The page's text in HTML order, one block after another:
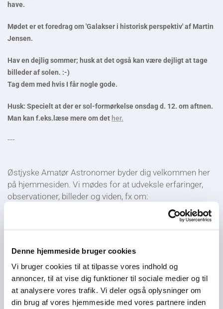
Denne hjemmeside bruger cookies
Vi bruger cookies til at tilpasse vores indhold og
annoncer, til at vise dig funktioner til sociale medier og til
at analysere vores trafik. Vi deler også oplysninger om
din brug af vores hjemmeside med vores partnere inden
have.
Mødet er et foredrag om 'Galakser i historisk perspektiv' af Martin
Jensen.
Hav en dejlig sommer; husk at det også kan være dejligt at tage
billeder af solen. :-)
Tag dem med hvis I får nogle gode.
Husk: Specielt at der er sol-formørkelse onsdag d. 12. om aftnen.
Man kan f.eks.læse mere om det her.
---
Østjyske Amatør Astronomer byder dig velkommen her
på hjemmesiden. Vi mødes for at udveksle erfaringer,
observationer, billeder og viden, fx om:
emner som asteroider, solen og variable stjerner
- og meget andet ...
Uanset om du er nybegynder eller erfaren, om du har
hele udstyret derhjemme, eller du gerne vil bruge
klubbens, er du velkommen til at kigge ind.